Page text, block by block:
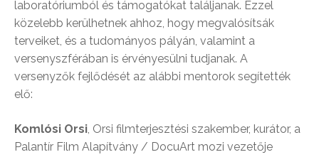
laboratóriumból és támogatókat találjanak. Ezzel
közelebb kerülhetnek ahhoz, hogy megvalósítsák
terveiket, és a tudományos pályán, valamint a
versenyszférában is érvényesülni tudjanak. A
versenyzők fejlődését az alábbi mentorok segítették
elő:
Komlósi Orsi, Orsi filmterjesztési szakember, kurátor, a
Palantír Film Alapítvány / DocuArt mozi vezetője